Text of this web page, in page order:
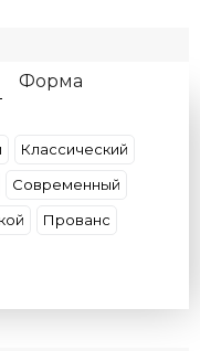
Форма
Бренд
Классический
Современный
Прованс